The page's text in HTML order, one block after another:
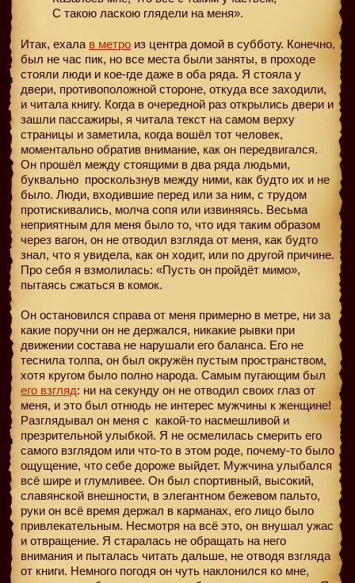
С такою ласкою глядели на меня».
Итак, ехала в метро из центра домой в субботу. Конечно,
был не час пик, но все места были заняты, в проходе
стояли люди и кое-где даже в оба ряда. Я стояла у
двери, противоположной стороне, откуда все заходили,
и читала книгу. Когда в очередной раз открылись двери и
зашли пассажиры, я читала текст на самом верху
страницы и заметила, когда вошёл тот человек,
моментально обратив внимание, как он передвигался.
Он прошёл между стоящими в два ряда людьми,
буквально проскользнув между ними, как будто их и не
было. Люди, входившие перед или за ним, с трудом
протискивались, молча сопя или извиняясь. Весьма
неприятным для меня было то, что идя таким образом
через вагон, он не отводил взгляда от меня, как будто
знал, что я увидела, как он ходит, или по другой причине.
Про себя я взмолилась: «Пусть он пройдёт мимо»,
пытаясь сжаться в комок.
Он остановился справа от меня примерно в метре, ни за
какие поручни он не держался, никакие рывки при
движении состава не нарушали его баланса. Его не
теснила толпа, он был окружён пустым пространством,
хотя кругом было полно народа. Самым пугающим был
его взгляд: ни на секунду он не отводил своих глаз от
меня, и это был отнюдь не интерес мужчины к женщине!
Разглядывал он меня с какой-то насмешливой и
презрительной улыбкой. Я не осмелилась смерить его
самого взглядом или что-то в этом роде, почему-то было
ощущение, что себе дороже выйдет. Мужчина улыбался
всё шире и глумливее. Он был спортивный, высокий,
славянской внешности, в элегантном бежевом пальто,
руки он всё время держал в карманах, его лицо было
привлекательным. Несмотря на всё это, он внушал ужас
и отвращение. Я старалась не обращать на него
внимания и пыталась читать дальше, не отводя взгляда
от книги. Немного погодя он чуть наклонился ко мне,